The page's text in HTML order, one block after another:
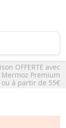
OFFERTE avec
Mermoz Premium
ou à partir de 55€